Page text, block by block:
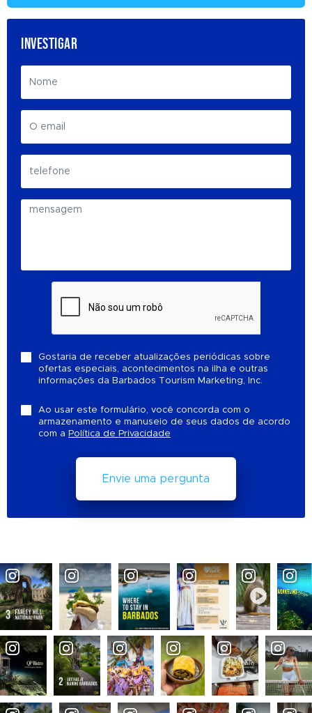
INVESTIGAR
Gostaria de receber atualizações periódicas sobre
ofertas especiais, acontecimentos na ilha e outras
informações da Barbados Tourism Marketing, Inc.
Ao usar este formulário, você concorda com o
armazenamento e manuseio de seus dados de acordo
com a Política de Privacidade